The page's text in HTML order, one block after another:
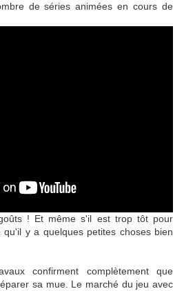
de séries animées en cours de
! Et même s'il est trop tôt pour
y a quelques petites choses bien
confirment complètement que
sa mue. Le marché du jeu avec